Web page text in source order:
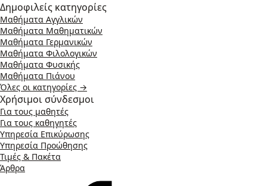
Δημοφιλείς κατηγορίες
Μαθήματα Αγγλικών
Μαθήματα Μαθηματικών
Μαθήματα Γερμανικών
Μαθήματα Φιλολογικών
Μαθήματα Φυσικής
Μαθήματα Πιάνου
Όλες οι κατηγορίες →
Χρήσιμοι σύνδεσμοι
Για τους μαθητές
Για τους καθηγητές
Υπηρεσία Επικύρωσης
Υπηρεσία Προώθησης
Τιμές & Πακέτα
Άρθρα